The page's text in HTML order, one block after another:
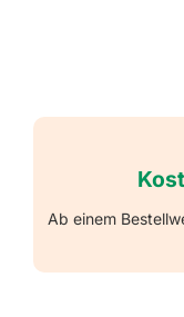
Ab einem